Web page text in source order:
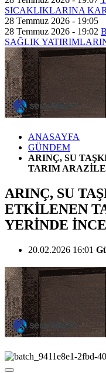
SICAKLIKLARINA
28 Temmuz 2026 - 19:05
28 Temmuz 2026 - 19:02
SAĞLIK
ANASAYFA
GÜNDEM
ARINÇ, SU
TARIM
ARINÇ, SU
ETKİLENEN
YERİNDE
20.02.2026 16:01